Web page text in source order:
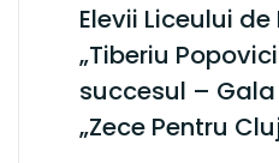
Elevii Liceului
„Tiberiu
succesul – Gala
„Zece Pentru